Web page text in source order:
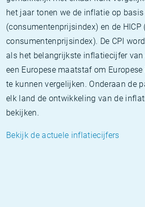
het jaar tonen we de inflatie op basis
(consumentenprijsindex) en de HICP
consumentenprijsindex). De CPI
als het belangrijkste inflatiecijfer van
een Europese maatstaf om
te kunnen vergelijken. Onderaan de
elk land de ontwikkeling van de
bekijken.
Bekijk de actuele inflatiecijfers